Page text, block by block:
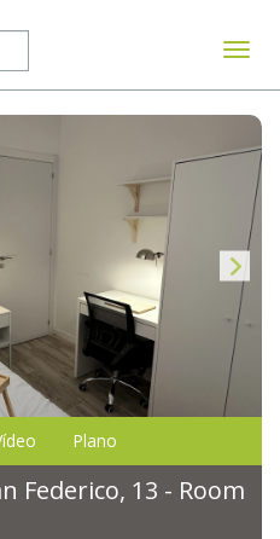
Plano
Federico, 13 - Room